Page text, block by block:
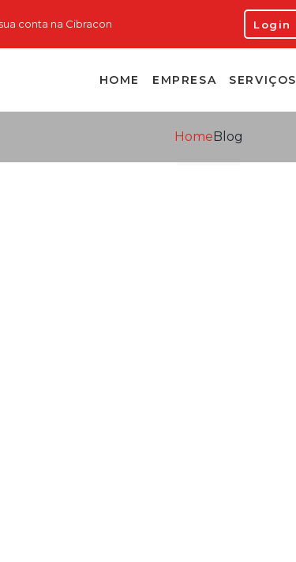
conta na Cibracon Login
HOME EMPRESA SERVIÇOS
HomeBlog